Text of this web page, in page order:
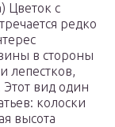
Цветок с
редко
в стороны
лепестков,
вид один
колоски
высота